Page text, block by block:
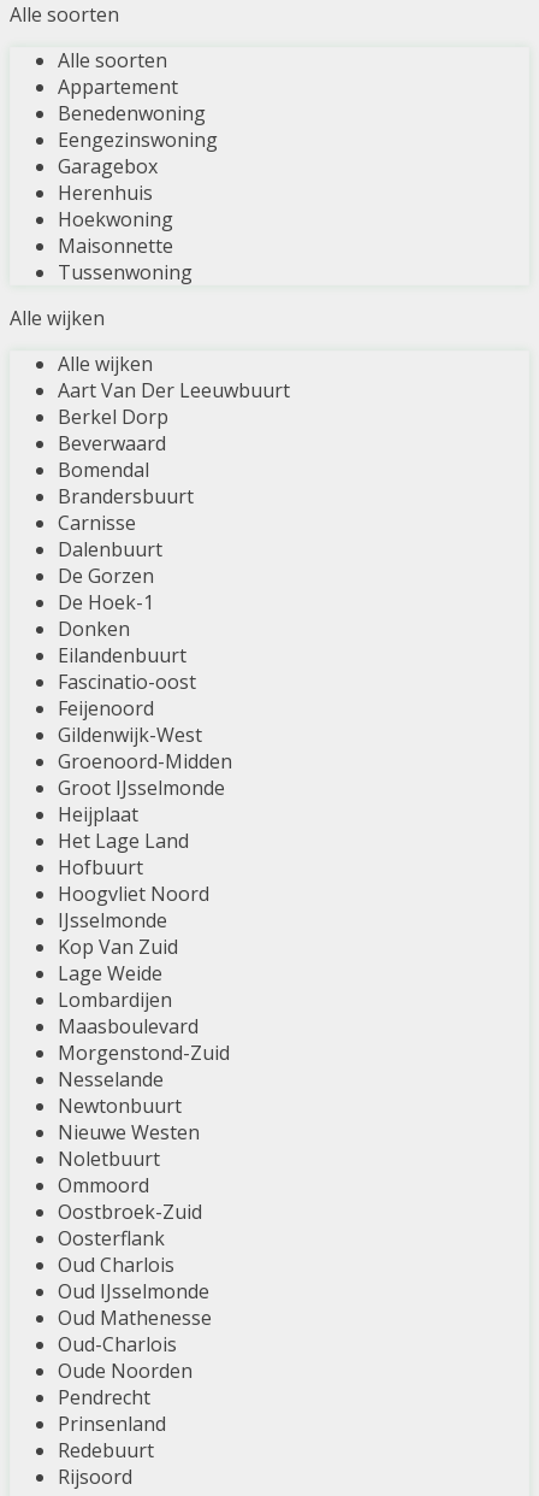
Alle soorten
Alle soorten
Appartement
Benedenwoning
Eengezinswoning
Garagebox
Herenhuis
Hoekwoning
Maisonnette
Tussenwoning
Alle wijken
Alle wijken
Aart Van Der Leeuwbuurt
Berkel Dorp
Beverwaard
Bomendal
Brandersbuurt
Carnisse
Dalenbuurt
De Gorzen
De Hoek-1
Donken
Eilandenbuurt
Fascinatio-oost
Feijenoord
Gildenwijk-West
Groenoord-Midden
Groot IJsselmonde
Heijplaat
Het Lage Land
Hofbuurt
Hoogvliet Noord
IJsselmonde
Kop Van Zuid
Lage Weide
Lombardijen
Maasboulevard
Morgenstond-Zuid
Nesselande
Newtonbuurt
Nieuwe Westen
Noletbuurt
Ommoord
Oostbroek-Zuid
Oosterflank
Oud Charlois
Oud IJsselmonde
Oud Mathenesse
Oud-Charlois
Oude Noorden
Pendrecht
Prinsenland
Redebuurt
Rijsoord